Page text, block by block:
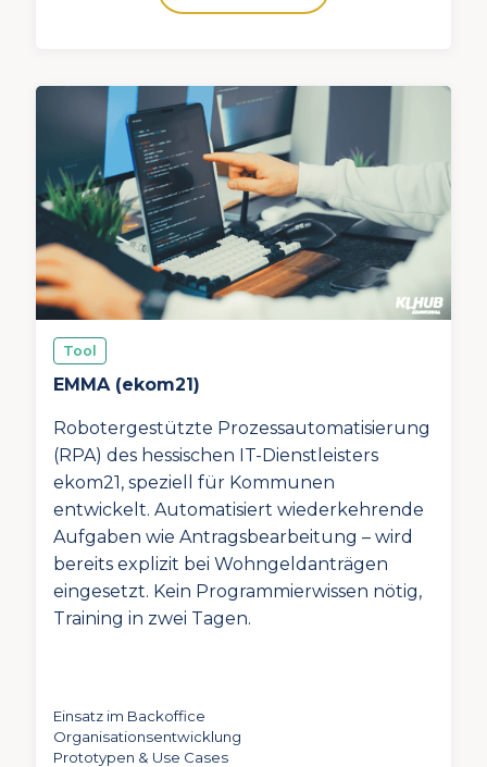
Tool
EMMA (ekom21)
Robotergestützte Prozessautomatisierung
(RPA) des hessischen IT-Dienstleisters
ekom21, speziell für Kommunen
entwickelt. Automatisiert wiederkehrende
Aufgaben wie Antragsbearbeitung – wird
bereits explizit bei Wohngeldanträgen
eingesetzt. Kein Programmierwissen nötig,
Training in zwei Tagen.
Einsatz im Backoffice
Organisationsentwicklung
Prototypen & Use Cases